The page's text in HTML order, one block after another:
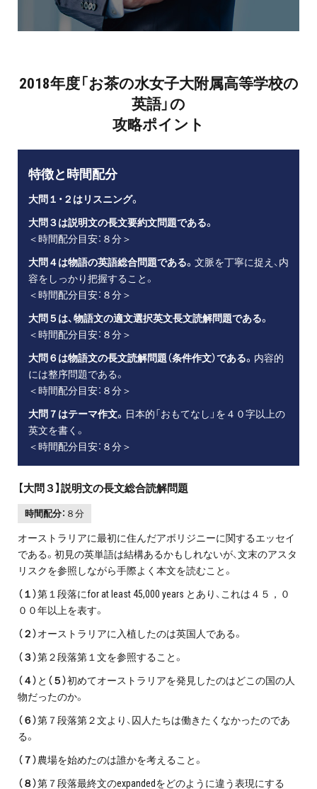
2018年度「お茶の水女子大附属高等学校の
英語」の
攻略ポイント
特徴と時間配分
大問１・２はリスニング。
大問３は説明文の長文要約文問題である。
＜時間配分目安：８分＞
大問４は物語の英語総合問題である。 文脈を丁寧に捉え、内
容をしっかり把握すること。
＜時間配分目安：８分＞
大問５は、物語文の適文選択英文長文読解問題である。
＜時間配分目安：８分＞
大問６は物語文の長文読解問題（条件作文）である。 内容的
には整序問題である。
＜時間配分目安：８分＞
大問７はテーマ作文。 日本的「おもてなし」を４０字以上の
英文を書く。
＜時間配分目安：８分＞
【大問３】説明文の長文総合読解問題
時間配分： ８分
オーストラリアに最初に住んだアボリジニーに関するエッセイ
である。初見の英単語は結構あるかもしれないが、文末のアスタ
リスクを参照しながら手際よく本文を読むこと。
（１）第１段落にfor at least 45,000 years とあり、これは４５，０
００年以上を表す。
（２）オーストラリアに入植したのは英国人である。
（３）第２段落第１文を参照すること。
（４） と （５）初めてオーストラリアを発見したのはどこの国の人
物だったのか。
（６）第７段落第２文より、囚人たちは働きたくなかったのであ
る。
（７）農場を始めたのは誰かを考えること。
（８）第７段落最終文のexpandedをどのように違う表現にする